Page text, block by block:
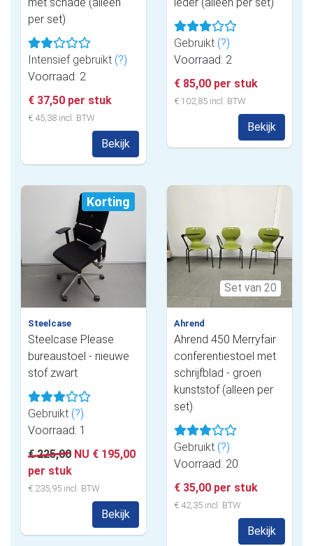
per set)
Intensief gebruikt (?)
Voorraad: 2
€ 37,50 per stuk
€ 45,38 incl. BTW
Bekijk
Gebruikt (?)
Voorraad: 2
€ 85,00 per stuk
€ 102,85 incl. BTW
Bekijk
Korting
Steelcase
Steelcase Please
bureaustoel - nieuwe
stof zwart
Gebruikt (?)
Voorraad: 1
€ 225,00 NU € 195,00
per stuk
€ 235,95 incl. BTW
Bekijk
Set van 20
Ahrend
Ahrend 450 Merryfair
conferentiestoel met
schrijfblad - groen
kunststof (alleen per
set)
Gebruikt (?)
Voorraad: 20
€ 35,00 per stuk
€ 42,35 incl. BTW
Bekijk